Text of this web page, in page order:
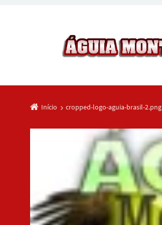
Início cropped-logo-aguia-brasil-2.png